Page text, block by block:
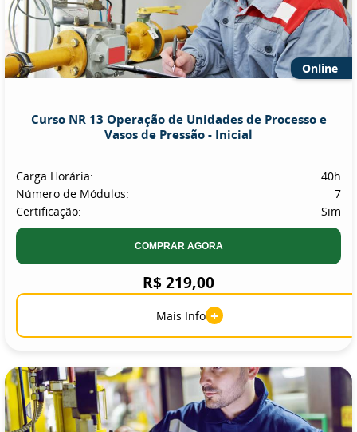
Online
Curso NR 13 Operação de Unidades de Processo e
Vasos de Pressão - Inicial
Carga Horária:
40h
Número de Módulos:
7
Certificação:
Sim
COMPRAR AGORA
R$ 219,00
Mais Info +